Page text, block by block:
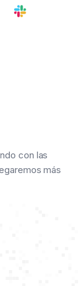
con las
más